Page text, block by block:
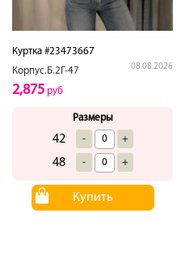
Куртка #23473667
Корпус.Б.2Г-47
08.08.2026
2,875 руб
Размеры
42 - +
48 - +
Купить